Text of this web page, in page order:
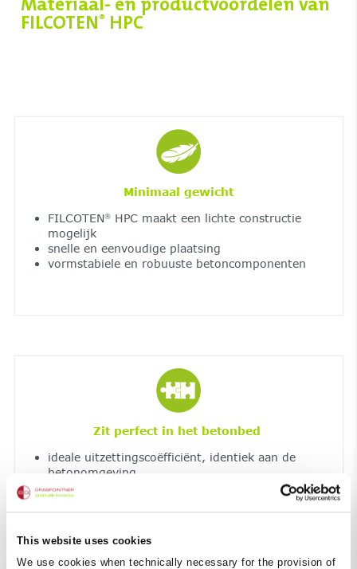
This website uses cookies
We use cookies when technically necessary for the provision of
FILCOTEN® HPC
Minimaal gewicht
FILCOTEN®HPC maakt een lichte constructie
mogelijk
snelle en eenvoudige plaatsing
vormstabiele en robuuste betoncomponenten
Zit perfect in het betonbed
ideale uitzettingscoëfficiënt, identiek aan de
betonomgeving